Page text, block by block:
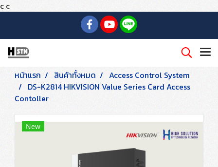
c c
หน้าแรก สินค้าทั้งหมด
Access Control System
DS-K2814 HIKVISION Value Series Card Access
Contoller
New